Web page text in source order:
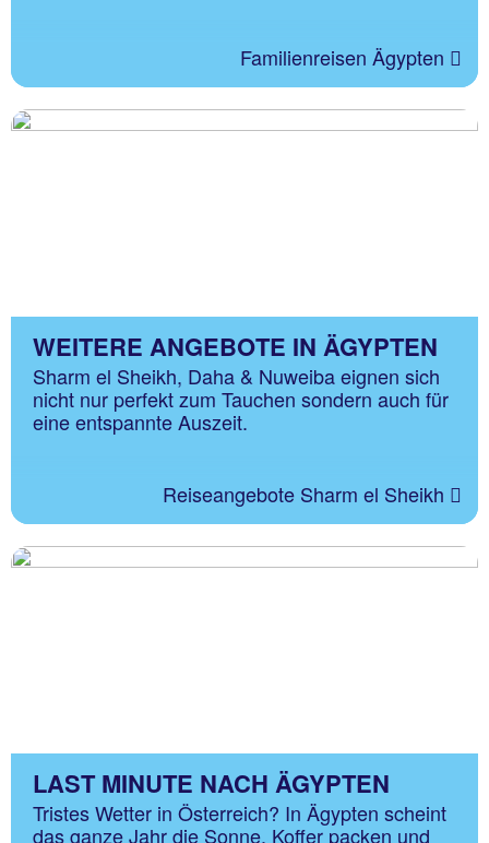
Familienreisen Ägypten
WEITERE ANGEBOTE IN ÄGYPTEN
Sharm el Sheikh, Daha & Nuweiba eignen sich
nicht nur perfekt zum Tauchen sondern auch für
eine entspannte Auszeit.
Reiseangebote Sharm el Sheikh
LAST MINUTE NACH ÄGYPTEN
Tristes Wetter in Österreich? In Ägypten scheint
das ganze Jahr die Sonne. Koffer packen und